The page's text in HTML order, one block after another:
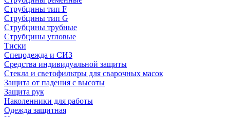
Струбцины тип F
Струбцины тип G
Струбцины трубные
Струбцины угловые
Тиски
Спецодежда и СИЗ
Средства индивидуальной защиты
Стекла и светофильтры для сварочных масок
Защита от падения с высоты
Защита рук
Наколенники для работы
Одежда защитная